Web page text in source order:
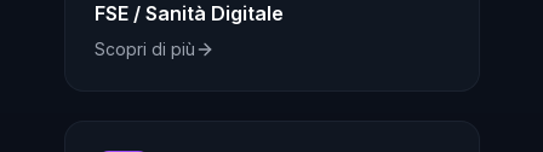
FSE / Sanità Digitale
Scopri di più